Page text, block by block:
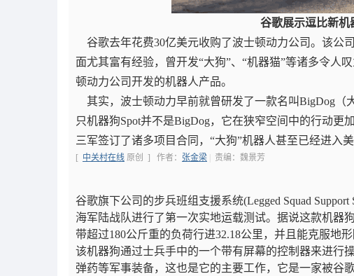
谷歌展示逗比新机
谷歌去年花费30亿美元收购了波士顿动力公司。该公
面尤其富有经验，曾开发“大狗”、“机器猫”等诸多令人
顿动力公司开发的机器人产品。
其实，波士顿动力早前就曾研发了一款名叫BigDog（
只机器狗Spot并不是BigDog，它在狭窄空间中的行动
三军签订了诸多项目合同，“大狗”机器人甚至已经进入
[ 中关村在线 原创 ] 作者： 张金梁 责编：魏景芳
谷歌旗下公司的步兵班组支援系统(Legged Squad
海军陆战队进行了第一次实地运载测试。据说这款机器
带超过180公斤重的负荷行进32.18公里，并且能克服地
该机器狗通过士兵手中的一个带有屏幕的控制器来进行
弹药等军事装备，这也是它的主要工作，它是一家被谷